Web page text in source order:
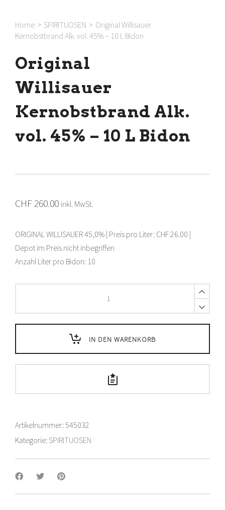
Home > SPIRITUOSEN > Original Willisauer
Kernobstbrand Alk. vol. 45% – 10 L Bidon
Original
Willisauer
Kernobstbrand Alk.
vol. 45% – 10 L Bidon
CHF260.00 inkl. MwSt.
ORIGINAL WILLISAUER 45,0% | Preis pro Liter: CHF 26.00 |
Depot im Preis nicht inbegriffen
Anzahl Liter pro Bidon: 10
Kernobstbrand
Alk.
–
10
IN DEN WARENKORB
Artikelnummer:545032
Kategorie: SPIRITUOSEN